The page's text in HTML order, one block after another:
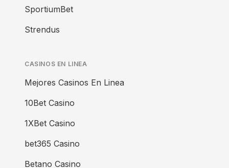
SportiumBet
Strendus
CASINOS EN LINEA
Mejores Casinos En Linea
10Bet Casino
1XBet Casino
bet365 Casino
Betano Casino